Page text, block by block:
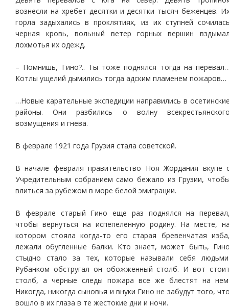
вознесли на хребет десятки и десятки тысяч беженцев.
горла задыхались в проклятиях, из их ступней
черная кровь, вольный ветер горных вершин
лохмотья их одежд.
– Помнишь, Гино?.. Ты тоже поднялся тогда на
Котлы ущелий дымились тогда адским пламенем пожаров…
…Новые карательные экспедиции направились в
районы. Они разбились о волну
возмущения и гнева.
В феврале 1921 года Грузия стала советской.
В начале февраля правительство Ноя Жордания вкупе
Учредительным собранием само бежало из Грузии,
влиться за рубежом в море белой эмиграции.
В феврале старый Гино еще раз поднялся на
чтобы вернуться на испепеленную родину. На месте,
котором стояла когда-то его старая бревенчатая
лежали обугленные балки. Кто знает, может быть,
стыдно стало за тех, которые называли себя
Рубанком обстругал он обожженный столб. И вот
столб, а черные следы пожара все же блестят на
Никогда, никогда сыновья и внуки Гино не забудут того,
вошло в их глаза в те жестокие дни и ночи.